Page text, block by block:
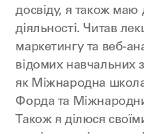
досвіду, я також маю
діяльності. Читав
маркетингу та веб-
відомих навчальних
як Міжнародна школа
Форда та
Також я ділюся